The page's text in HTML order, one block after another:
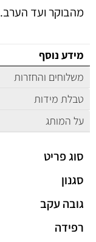
מהבוקר ועד הערב.
מידע נוסף
משלוחים והחזרות
טבלת מידות
על המותג
סוג פריט
סגנון
גובה עקב
רפידה